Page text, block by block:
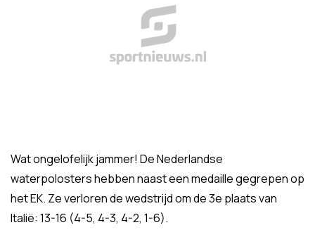
Wat ongelofelijk jammer! De Nederlandse
waterpolosters hebben naast een medaille gegrepen op
het EK. Ze verloren de wedstrijd om de 3e plaats van
Italië: 13-16 (4-5, 4-3, 4-2, 1-6).